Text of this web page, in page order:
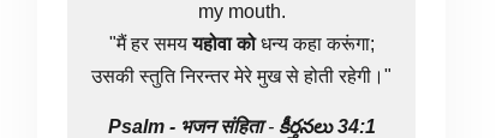
my mouth.
"मैं हर समययहोवा कोधन्य कहा करूंगा;
उसकी स्तुति निरन्तर मेरे मुख से होती रहेगी।"
Psalm - भजन संहिता- కీర్తనలు 34:1